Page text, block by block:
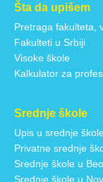
Šta da upišem
Pretraga fakulteta,
Fakulteti u Srbiji
Visoke škole
Kalkulator za
Srednje škole
Upis u srednje
Privatne srednje
Srednje škole u
Srednje škole u